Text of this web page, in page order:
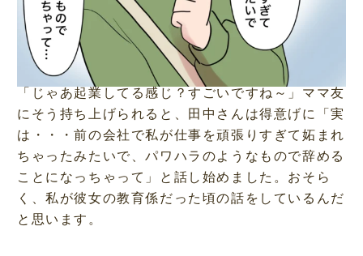
「じゃあ起業してる感じ？すごいですね～」ママ友
にそう持ち上げられると、田中さんは得意げに「実
は・・・前の会社で私が仕事を頑張りすぎて妬まれ
ちゃったみたいで、パワハラのようなもので辞める
ことになっちゃって」と話し始めました。おそら
く、私が彼女の教育係だった頃の話をしているんだ
と思います。